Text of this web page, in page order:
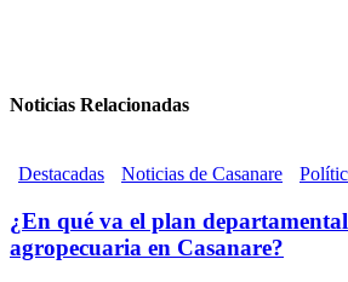
Noticias Relacionadas
Destacadas Noticias de Casanare
¿En qué va el plan
agropecuaria en Casanare?